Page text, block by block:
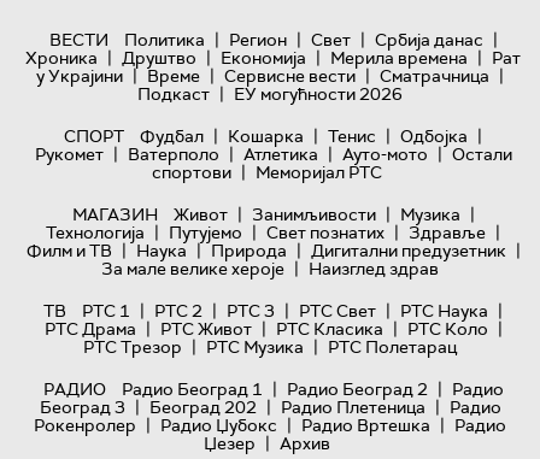
ВЕСТИ Политика | Регион | Свет | Србија данас |
Хроника | Друштво | Економија | Мерила времена | Рат
у Украјини | Време | Сервисне вести | Сматрачница |
Подкаст | ЕУ могућности 2026
СПОРТ
Фудбал | Кошарка | Тенис | Одбојка |
Рукомет | Ватерполо | Атлетика | Ауто-мото | Остали
спортови | Меморијал РТС
МАГАЗИН
Живот | Занимљивости | Музика |
Технологијa | Путујемо | Свет познатих | Здравље |
Филм и ТВ | Наука | Природа | Дигитални предузетник |
За мале велике хероје | Наизглед здрав
ТВ
РТС 1 | РТС 2 | РТС 3 | РТС Свет | РТС Наука |
РТС Драма | РТС Живот | РТС Класика | РТС Коло |
РТС Трезор | РТС Музика | РТС Полетарац
РАДИО
Радио Београд 1 | Радио Београд 2 | Радио
Београд 3 | Београд 202 | Радио Плетеница | Радио
Рокенролер | Радио Џубокс | Радио Вртешка | Радио
Џезер | Архив